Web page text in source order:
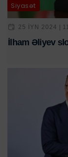
Siyasət
25 IYN 2024 |
İlham Əliyev